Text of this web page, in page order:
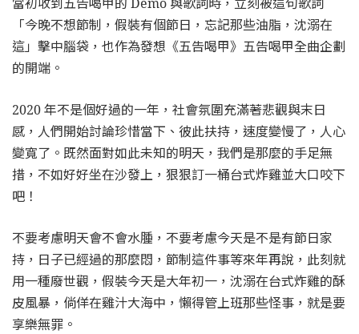
「今晚不想節制，假裝有個節日，忘記那些油脂，沈溺在
這」擊中腦袋，也作為發想《五告喝甲》五告喝甲全曲企劃
的開端。
2020 年不是個好過的一年，社會氛圍充滿著悲觀與末日
感，人們開始討論珍惜當下、彼此扶持，速度變慢了，人心
變寬了。既然面對如此未知的明天，我們是那麼的手足無
措，不如好好坐在沙發上，狠狠訂一桶台式炸雞並大口咬下
吧！
不要考慮明天會不會水腫，不要考慮今天是不是有節日家
持，日子已經過的那麼悶，節制這件事等來年再說，此刻就
用一種廢世觀，假裝今天是大年初一，沈溺在台式炸雞的酥
皮風暴，倘佯在雞汁大海中，懶得管上班那些怪事，就是要
享樂無罪。